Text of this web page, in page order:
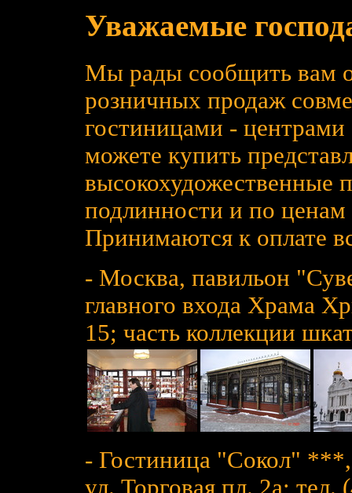
Уважаемые
Мы рады сообщить вам
розничных продаж
гостиницами -
можете купить
высокохудожественные
подлинности и по
Принимаются к оплате
- Москва, павильон
главного входа Храма
15; часть коллекции
- Гостиница "Сокол" ***,